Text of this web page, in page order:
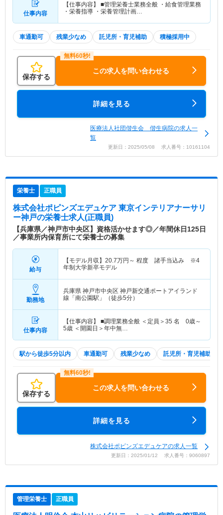
仕事内容
【仕事内容】 ■管理栄養士業務全般 ・給食管理業務
・栄養指導 ・栄養管理計画…
車通勤可 残業少なめ 託児所・育児補助 積極採用中
保存する
この求人を問い合わせる
詳細を見る
医療法人社団偕生会 偕生病院の求人一
覧
更新日：2025/05/08 求人番号：10161104
栄養士 正職員
株式会社ポピンズエデュケア 東京インテリアナーサリ
ー神戸の栄養士求人(正職員)
【兵庫県／神戸市中央区】資格活かせます◎／年間休日125日
／事業所内保育所にて栄養士の募集
給与
【モデル月収】 20.7万円～ 程度 諸手当込み ※4
年制大学新卒モデル
勤務地
兵庫県 神戸市中央区 神戸新交通ポートアイランド
線「南公園駅」（徒歩5分）
仕事内容
【仕事内容】 ■調理業務全般 ＜定員＞35 名 0歳～
5歳 ＜開園日＞年中無…
駅から徒歩5分以内 車通勤可 残業少なめ 託児所・育児補助
保存する
この求人を問い合わせる
詳細を見る
株式会社ポピンズエデュケアの求人一覧
更新日：2025/01/12 求人番号：9060897
管理栄養士 正職員